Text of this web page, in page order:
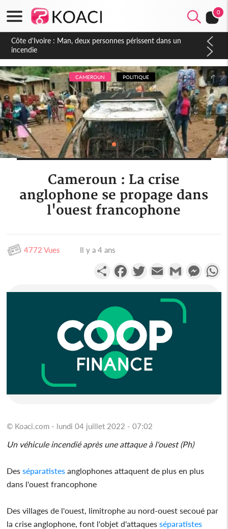
0
Côte d'Ivoire : Séileu, la célébration de la fête nationale
transformée en vaste campagne contre les produits
dépigmentants dangereux
CAMEROUN POLITIQUE
Cameroun : La crise
anglophone se propage dans
l'ouest francophone
4772 Vues Il y a 4 ans
PartagerFacebookTwitterEmail Gmail
© Koaci.com - lundi 04 juillet 2022 - 07:02
Un véhicule incendié après une attaque à l'ouest (Ph)
Des séparatistes anglophones attaquent de plus en plus
dans l'ouest francophone
Des villages de l'ouest, limitrophe au nord-ouest secoué par
la crise anglophone, font l'objet d'attaques séparatistes